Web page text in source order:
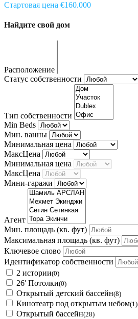
Стартовая цена €160.000
Найдите свой дом
Расположение
Статус собственности
Тип собственности
Min Beds
Мин. ванны
Минимальная цена
МаксЦена
Минимальная цена
МаксЦена
Мини-гаражи
Агент
Мин. площадь (кв. фут)
Максимальная площадь (кв. фут)
Ключевое слово
Идентификатор собственности
2 истории(0)
26' Потолки(0)
Открытый детский бассейн(8)
Кинотеатр под открытым небом(1)
Открытый бассейн(28)